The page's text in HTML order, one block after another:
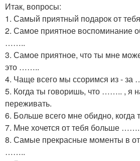
Итак, вопросы:
1. Самый приятный подарок от
2. Самое приятное воспоминание
……..
3. Самое приятное, что ты мне
это ……..
4. Чаще всего мы ссоримся из -
5. Когда ты говоришь, что …….. , я
переживать.
6. Больше всего мне обидно,
7. Мне хочется от тебя больше
8. Самые прекрасные моменты в
……..